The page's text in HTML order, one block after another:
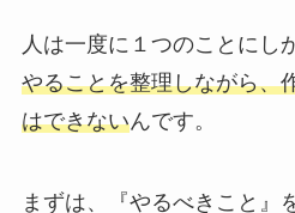
人は一度に１つのことにし
やることを整理しながら、
はできないんです。
まずは、『やるべきこと』